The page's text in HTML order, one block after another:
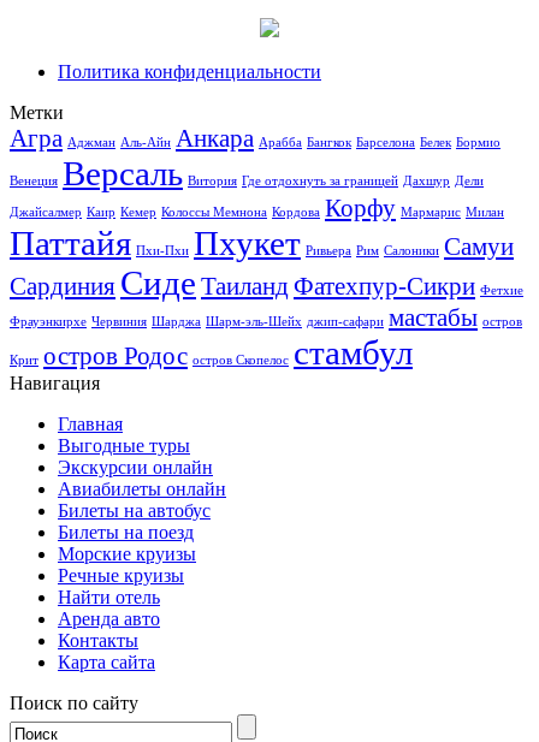
Политика конфиденциальности
Метки
Агра Аджман Аль-Айн Анкара Арабба Бангкок Барселона Белек Бормио
Венеция Версаль Витория Где отдохнуть за границей Дахшур Дели
Джайсалмер Каир Кемер Колоссы Мемнона Кордова Корфу Мармарис Милан
Паттайя Пхи-Пхи Пхукет Ривьера Рим Салоники Самуи
Сардиния Сиде ТаиландФатехпур-Сикри Фетхие
Фрауэнкирхе Червиния Шарджа Шарм-эль-Шейх джип-сафари мастабы остров
Крит остров Родос остров Скопелос стамбул
Навигация
Главная
Выгодные туры
Экскурсии онлайн
Авиабилеты онлайн
Билеты на автобус
Билеты на поезд
Морские круизы
Речные круизы
Найти отель
Аренда авто
Контакты
Карта сайта
Поиск по сайту